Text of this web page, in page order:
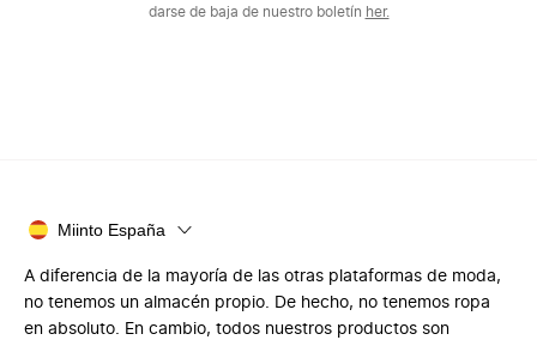
darse de baja de nuestro boletín her.
Miinto España
A diferencia de la mayoría de las otras plataformas de moda,
no tenemos un almacén propio. De hecho, no tenemos ropa
en absoluto. En cambio, todos nuestros productos son